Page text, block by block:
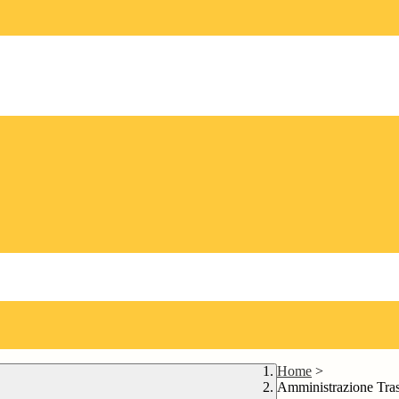
Home >
Amministrazione